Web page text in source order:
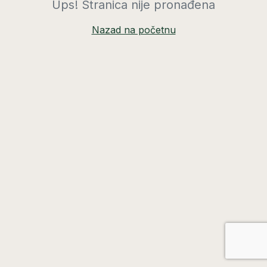
Ups! Stranica nije pronađena
Nazad na početnu